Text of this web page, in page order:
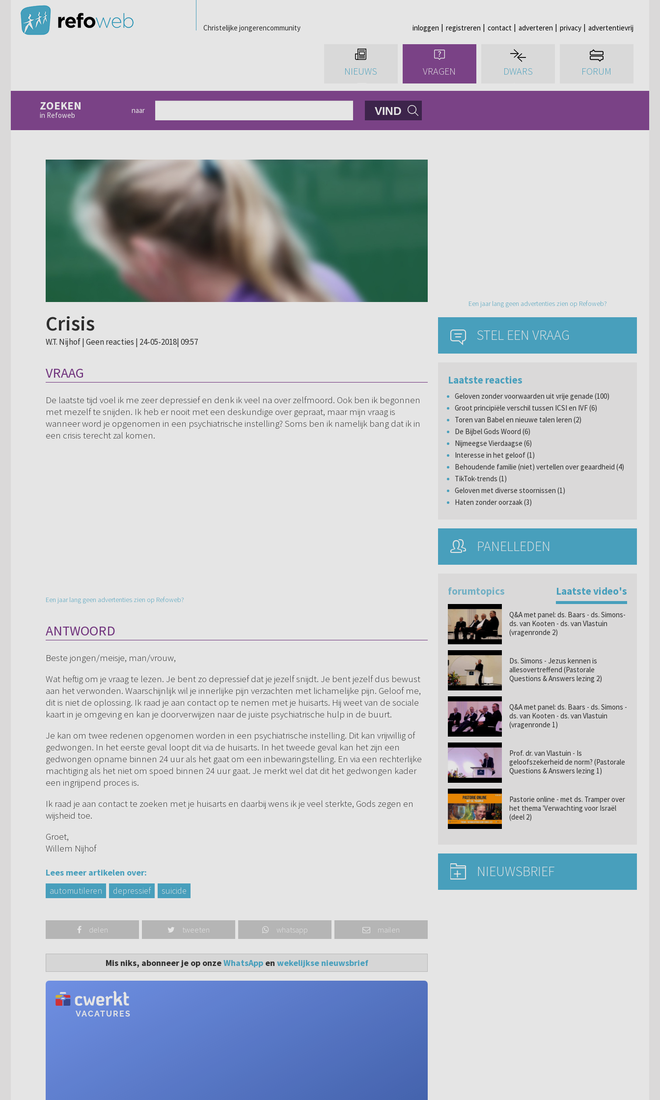
Christelijke jongerencommunity inloggen registreren contact adverteren privacy advertentievrij
NIEUWS VRAGEN DWARS FORUM
ZOEKEN
in Refoweb
naar VIND
Crisis
W.T. Nijhof | Geen reacties | 24-05-2018| 09:57
VRAAG
De laatste tijd voel ik me zeer depressief en denk ik veel na over zelfmoord. Ook ben ik begonnen
met mezelf te snijden. Ik heb er nooit met een deskundige over gepraat, maar mijn vraag is
wanneer word je opgenomen in een psychiatrische instelling? Soms ben ik namelijk bang dat ik in
een crisis terecht zal komen.
Een jaar lang geen advertenties zien op Refoweb?
ANTWOORD
Beste jongen/meisje, man/vrouw,
Wat heftig om je vraag te lezen. Je bent zo depressief dat je jezelf snijdt. Je bent jezelf dus bewust
aan het verwonden. Waarschijnlijk wil je innerlijke pijn verzachten met lichamelijke pijn. Geloof me,
dit is niet de oplossing. Ik raad je aan contact op te nemen met je huisarts. Hij weet van de sociale
kaart in je omgeving en kan je doorverwijzen naar de juiste psychiatrische hulp in de buurt.
Je kan om twee redenen opgenomen worden in een psychiatrische instelling. Dit kan vrijwillig of
gedwongen. In het eerste geval loopt dit via de huisarts. In het tweede geval kan het zijn een
gedwongen opname binnen 24 uur als het gaat om een inbewaringstelling. En via een rechterlijke
machtiging als het niet om spoed binnen 24 uur gaat. Je merkt wel dat dit het gedwongen kader
een ingrijpend proces is.
Ik raad je aan contact te zoeken met je huisarts en daarbij wens ik je veel sterkte, Gods zegen en
wijsheid toe.
Groet,
Willem Nijhof
Lees meer artikelen over:
automutileren
depressief suicide
delen tweeten whatsapp mailen
Mis niks, abonneer je op onzeWhatsAppen wekelijkse nieuwsbrief
Een jaar lang geen advertenties zien op Refoweb?
STEL EEN VRAAG
Laatste reacties
Geloven zonder voorwaarden uit vrije genade (100)
Groot principiële verschil tussen ICSI en IVF (6)
Toren van Babel en nieuwe talen leren (2)
De Bijbel Gods Woord (6)
Nijmeegse Vierdaagse (6)
Interesse in het geloof (1)
Behoudende familie (niet) vertellen over geaardheid (4)
TikTok-trends (1)
Geloven met diverse stoornissen (1)
Haten zonder oorzaak (3)
PANELLEDEN
forumtopics Laatste video's
Q&A met panel: ds. Baars - ds. Simons-
ds. van Kooten - ds. van Vlastuin
(vragenronde 2)
Ds. Simons - Jezus kennen is
allesovertreffend (Pastorale
Questions & Answers lezing 2)
Q&A met panel: ds. Baars - ds. Simons -
ds. van Kooten - ds. van Vlastuin
(vragenronde 1)
Prof. dr. van Vlastuin - Is
geloofszekerheid de norm? (Pastorale
Questions & Answers lezing 1)
Pastorie online - met ds. Tramper over
het thema 'Verwachting voor Israël
(deel 2)
NIEUWSBRIEF